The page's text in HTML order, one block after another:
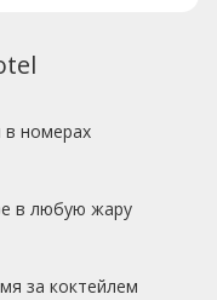
в номерах
в любую жару
за коктейлем